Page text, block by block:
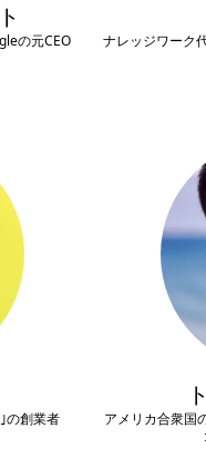
の元CEO
ナレッジワーク
の創業者
アメリカ合衆国